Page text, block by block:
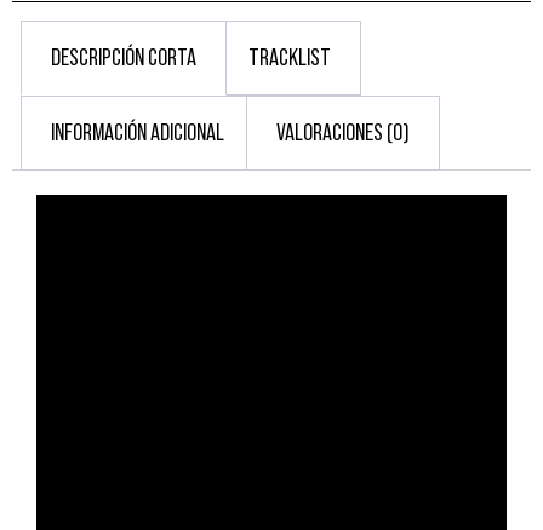
DESCRIPCIÓN CORTA TRACKLIST
INFORMACIÓN ADICIONAL VALORACIONES (0)